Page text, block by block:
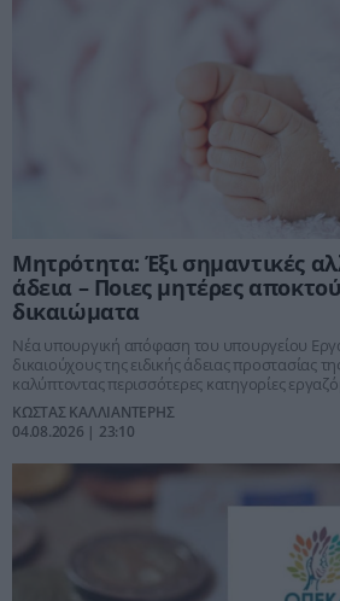
Μητρότητα: Έξι σημαντικές
άδεια – Ποιες μητέρες
δικαιώματα
Νέα υπουργική απόφαση του υπουργείου
δικαιούχους της ειδικής άδειας προστασίας
καλύπτοντας περισσότερες κατηγορίες
επιλύοντας χρόνιες δυσλειτουργίες του
ΚΩΣΤΑΣ ΚΑΛΛΙΑΝΤΕΡΗΣ
04.08.2026 | 23:10